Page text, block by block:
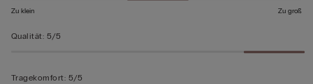
Zu klein Zu groß
Qualität: 5/5
Tragekomfort: 5/5